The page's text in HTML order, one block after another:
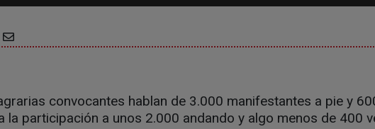
convocantes hablan de 3.000 manifestantes a pie y
la participación a unos 2.000 andando y algo menos de 400